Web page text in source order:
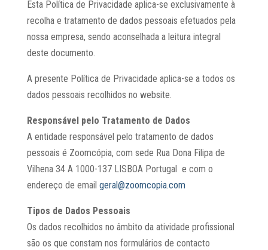
Esta Política de Privacidade aplica-se exclusivamente à
recolha e tratamento de dados pessoais efetuados pela
nossa empresa, sendo aconselhada a leitura integral
deste documento.
A presente Política de Privacidade aplica-se a todos os
dados pessoais recolhidos no website.
Responsável pelo Tratamento de Dados
A entidade responsável pelo tratamento de dados
pessoais é Zoomcópia, com sede Rua Dona Filipa de
Vilhena 34 A 1000-137 LISBOA Portugal e com o
endereço de email geral@zoomcopia.com
Tipos de Dados Pessoais
Os dados recolhidos no âmbito da atividade profissional
são os que constam nos formulários de contacto